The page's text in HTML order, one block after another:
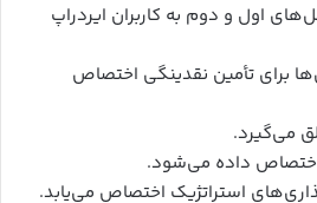
اول و دوم به کاربران ایردراپ
برای تأمین نقدینگی اختصاص